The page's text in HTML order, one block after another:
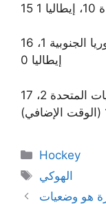
1
16 مارس: مباراة الميدالية البرونزية، كوريا الجنوبية 1،
إيطاليا 0
17 مارس: مباراة الميدالية الذهبية، الولايات المتحدة 2،
Categories
Hockey
Tags
الهوكي
هو وضعيات